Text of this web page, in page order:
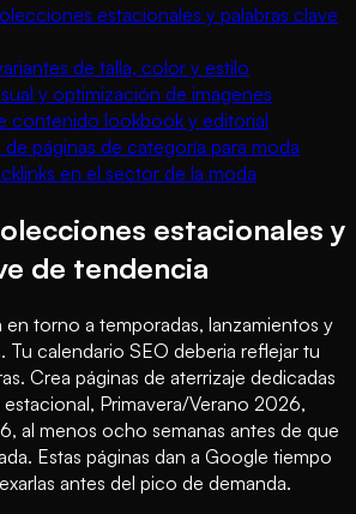
estacionales y palabras clave
de talla, color y estilo
y optimización de imagenes
contenido lookbook y editorial
páginas de categoría para moda
en el sector de la moda
estacionales y
de tendencia
en torno a temporadas, lanzamientos y
Tu calendario SEO deberia reflejar tu
Crea páginas de aterrizaje dedicadas
Primavera/Verano 2026,
al menos ocho semanas antes de que
Estas páginas dan a Google tiempo
antes del pico de demanda.